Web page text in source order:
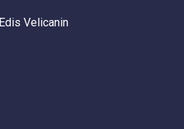
Edis Velicanin